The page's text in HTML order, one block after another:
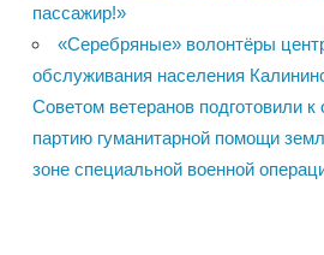
пассажир!»
«Серебряные» волонтёры
обслуживания населения
Советом ветеранов подготовили
партию гуманитарной помощи
зоне специальной военной